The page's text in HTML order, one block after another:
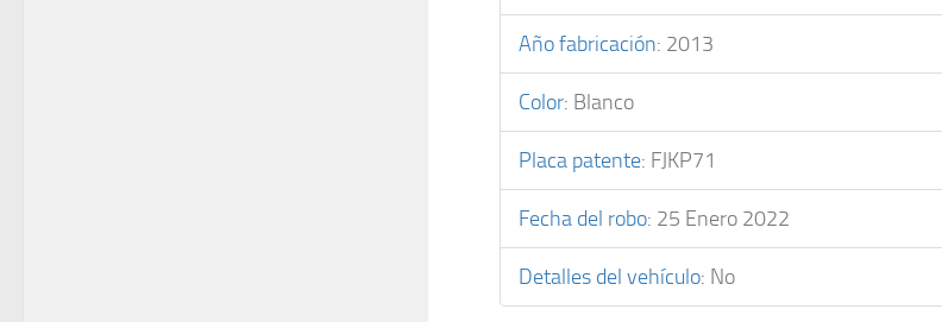
Año fabricación: 2013
Color: Blanco
Placa patente: FJKP71
Fecha del robo: 25 Enero 2022
Detalles del vehículo: No